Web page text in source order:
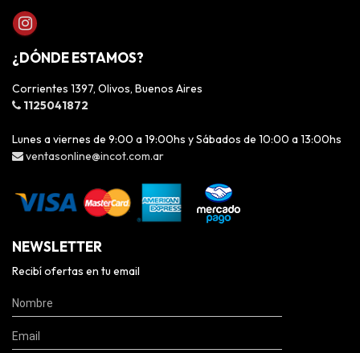
¿DÓNDE ESTAMOS?
Corrientes 1397, Olivos, Buenos Aires
1125041872
Lunes a viernes de 9:00 a 19:00hs y Sábados de 10:00 a 13:00hs
ventasonline@incot.com.ar
NEWSLETTER
Recibí ofertas en tu email